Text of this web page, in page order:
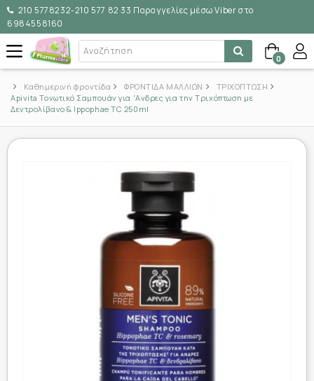
210 5778232-210 577 82 33 Παραγγελίες μέσω Viber στο
6984558160
0
Καθημερινή φροντίδα ΦΡΟΝΤΙΔΑ ΜΑΛΛΙΩΝ
ΤΡΙΧΟΠΤΩΣΗ
Apivita Τονωτικό Σαμπουάν για 'Ανδρες για την Τριχόπτωση με
Δεντρολίβανο & Ippophae TC 250ml